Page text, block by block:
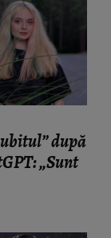
după
„Sunt